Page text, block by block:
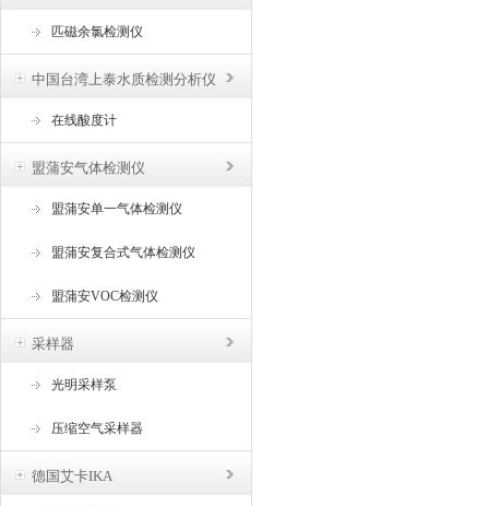
匹磁余氯检测仪
中国台湾上泰水质检测分析仪
在线酸度计
盟蒲安气体检测仪
盟蒲安单一气体检测仪
盟蒲安复合式气体检测仪
盟蒲安VOC检测仪
采样器
光明采样泵
压缩空气采样器
德国艾卡IKA